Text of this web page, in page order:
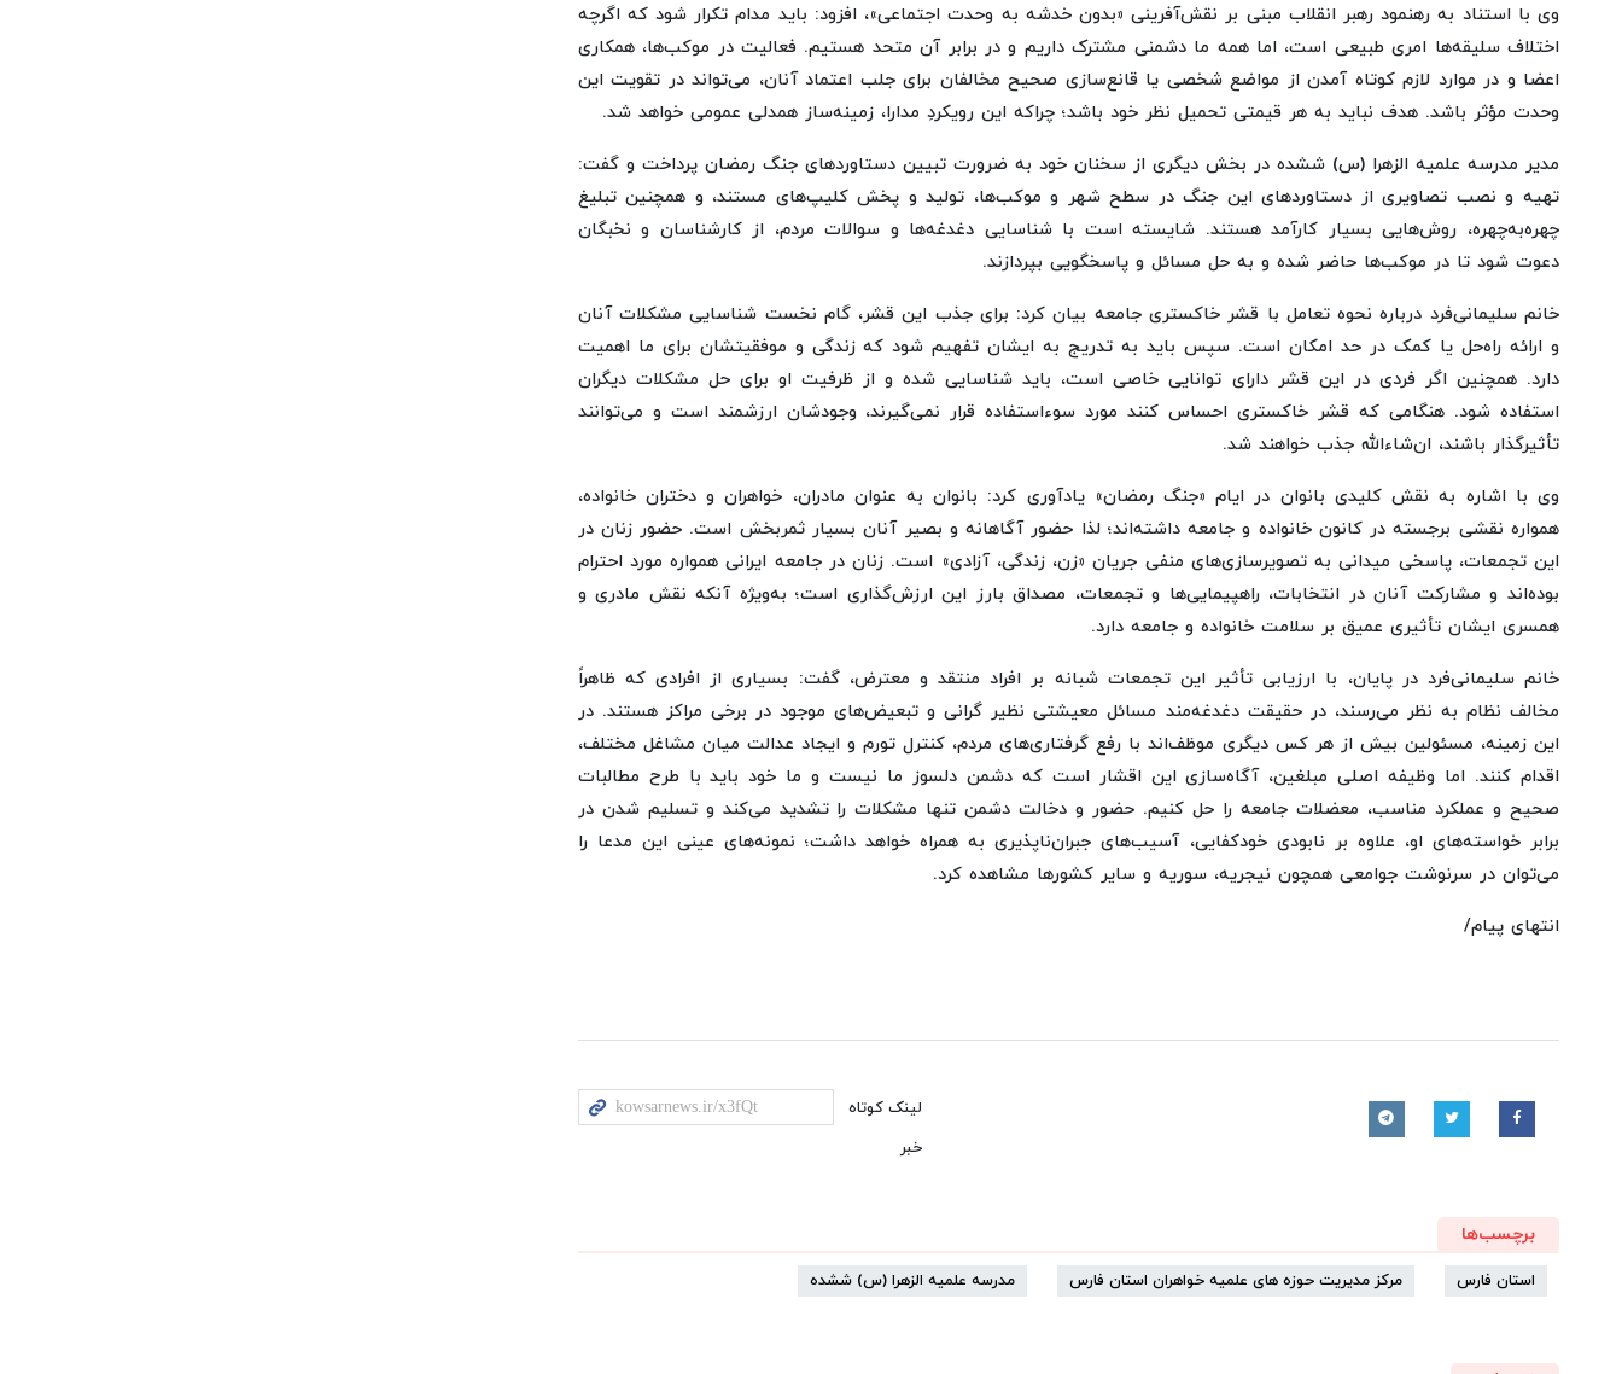
وی با استناد به رهنمود رهبر انقلاب مبنی بر نقش‌آفرینی «بدون خدشه به وحدت اجتماعی»، افزود: باید مدام تکرار شود که اگرچه
اختلاف سلیقه‌ها امری طبیعی است، اما همه ما دشمنی مشترک داریم و در برابر آن متحد هستیم. فعالیت در موکب‌ها، همکاری
اعضا و در موارد لازم کوتاه آمدن از مواضع شخصی یا قانع‌سازی صحیح مخالفان برای جلب اعتماد آنان، می‌تواند در تقویت این
وحدت مؤثر باشد. هدف نباید به هر قیمتی تحمیل نظر خود باشد؛ چراکه این رویکردِ مدارا، زمینه‌ساز همدلی عمومی خواهد شد.
مدیر مدرسه علمیه الزهرا (س) ششده در بخش دیگری از سخنان خود به ضرورت تبیین دستاوردهای جنگ رمضان پرداخت و گفت:
تهیه و نصب تصاویری از دستاوردهای این جنگ در سطح شهر و موکب‌ها، تولید و پخش کلیپ‌های مستند، و همچنین تبلیغ
چهره‌به‌چهره، روش‌هایی بسیار کارآمد هستند. شایسته است با شناسایی دغدغه‌ها و سوالات مردم، از کارشناسان و نخبگان
دعوت شود تا در موکب‌ها حاضر شده و به حل مسائل و پاسخگویی بپردازند.
خانم سلیمانی‌فرد درباره نحوه تعامل با قشر خاکستری جامعه بیان کرد: برای جذب این قشر، گام نخست شناسایی مشکلات آنان
و ارائه راه‌حل یا کمک در حد امکان است. سپس باید به تدریج به ایشان تفهیم شود که زندگی و موفقیتشان برای ما اهمیت
دارد. همچنین اگر فردی در این قشر دارای توانایی خاصی است، باید شناسایی شده و از ظرفیت او برای حل مشکلات دیگران
استفاده شود. هنگامی که قشر خاکستری احساس کنند مورد سوءاستفاده قرار نمی‌گیرند، وجودشان ارزشمند است و می‌توانند
تأثیرگذار باشند، ان‌شاءالله جذب خواهند شد.
وی با اشاره به نقش کلیدی بانوان در ایام «جنگ رمضان» یادآوری کرد: بانوان به عنوان مادران، خواهران و دختران خانواده،
همواره نقشی برجسته در کانون خانواده و جامعه داشته‌اند؛ لذا حضور آگاهانه و بصیر آنان بسیار ثمربخش است. حضور زنان در
این تجمعات، پاسخی میدانی به تصویرسازی‌های منفی جریان «زن، زندگی، آزادی» است. زنان در جامعه ایرانی همواره مورد احترام
بوده‌اند و مشارکت آنان در انتخابات، راهپیمایی‌ها و تجمعات، مصداق بارز این ارزش‌گذاری است؛ به‌ویژه آنکه نقش مادری و
همسری ایشان تأثیری عمیق بر سلامت خانواده و جامعه دارد.
خانم سلیمانی‌فرد در پایان، با ارزیابی تأثیر این تجمعات شبانه بر افراد منتقد و معترض، گفت: بسیاری از افرادی که ظاهراً
مخالف نظام به نظر می‌رسند، در حقیقت دغدغه‌مند مسائل معیشتی نظیر گرانی و تبعیض‌های موجود در برخی مراکز هستند. در
این زمینه، مسئولین بیش از هر کس دیگری موظف‌اند با رفع گرفتاری‌های مردم، کنترل تورم و ایجاد عدالت میان مشاغل مختلف،
اقدام کنند. اما وظیفه اصلی مبلغین، آگاه‌سازی این اقشار است که دشمن دلسوز ما نیست و ما خود باید با طرح مطالبات
صحیح و عملکرد مناسب، معضلات جامعه را حل کنیم. حضور و دخالت دشمن تنها مشکلات را تشدید می‌کند و تسلیم شدن در
برابر خواسته‌های او، علاوه بر نابودی خودکفایی، آسیب‌های جبران‌ناپذیری به همراه خواهد داشت؛ نمونه‌های عینی این مدعا را
می‌توان در سرنوشت جوامعی همچون نیجریه، سوریه و سایر کشورها مشاهده کرد.
انتهای پیام/
لینک کوتاه
خبر
برچسب‌ها
استان فارس مرکز مدیریت حوزه های علمیه خواهران استان فارس مدرسه علمیه الزهرا (س) ششده